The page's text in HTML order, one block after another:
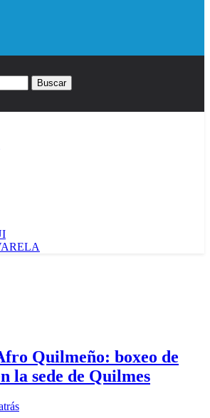
Quilmeño: boxeo de
la sede de Quilmes